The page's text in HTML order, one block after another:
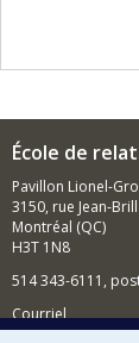
École de
Pavillon Lionel-
3150, rue Jean-
Montréal (QC)
H3T 1N8
514 343-6111,
Courriel